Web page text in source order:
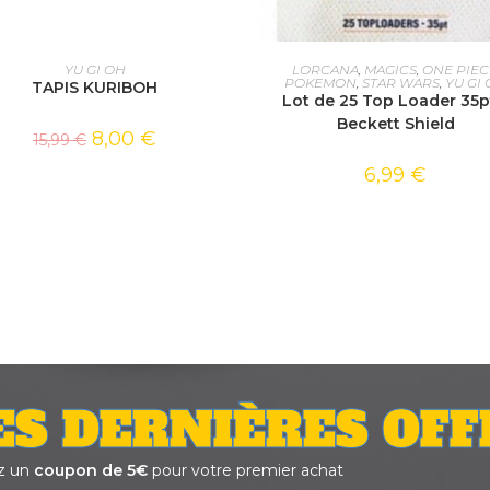
AJOUTER AU PANIER
YU GI OH
TAPIS KURIBOH
15,99€ 8,00 €
AJOUTER AU PANIER
LORCANA, MAGICS, ONE
POKEMON,STAR WARS YU GI
Lot de 25 Top Loader
Beckett Shield
6,99 €
DERNIÈRES
un coupon de 5€ pour votre premier achat